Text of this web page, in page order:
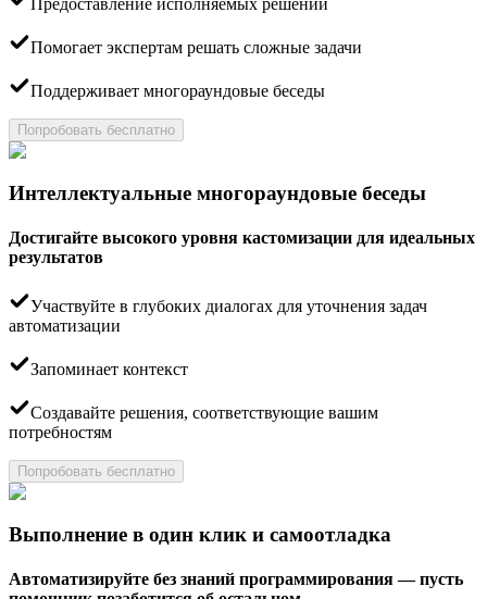
Предоставление исполняемых решений
Помогает экспертам решать сложные задачи
Поддерживает многораундовые беседы
Попробовать бесплатно
Интеллектуальные многораундовые беседы
Достигайте высокого уровня кастомизации для идеальных
результатов
Участвуйте в глубоких диалогах для уточнения задач
автоматизации
Запоминает контекст
Создавайте решения, соответствующие вашим
потребностям
Попробовать бесплатно
Выполнение в один клик и самоотладка
Автоматизируйте без знаний программирования — пусть